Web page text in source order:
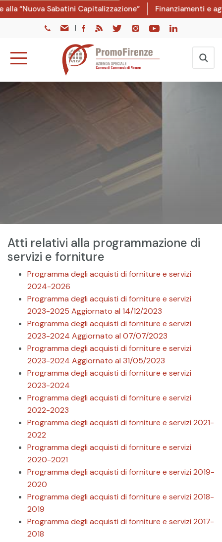
“Nuova Sabatini Capitalizzazione” Finanziamenti e
|
Atti relativi alla programmazione di
servizi e forniture
Programma degli acquisti di forniture e servizi
2024-2026
Programma degli acquisti di forniture e servizi
2023-2025 Aggiornato al 14/12/2023
Programma degli acquisti di forniture e servizi
2023-2024 Aggiornato al 07/07/2023
Programma degli acquisti di forniture e servizi
2023-2024 Aggiornato al 31/05/2023
Programma degli acquisti di forniture e servizi
2023-2024
Programma degli acquisti di forniture e servizi
2022-2023
Programma degli acquisti di forniture e servizi 2021-
2022
Programma degli acquisti di forniture e servizi
2020-2021
Programma degli acquisti di forniture e servizi 2019-
2020
Programma degli acquisti di forniture e servizi 2018-
2019
Programma degli acquisti di forniture e servizi 2017-
2018